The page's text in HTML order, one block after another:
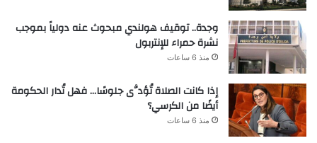
وجدة.. توقيف هولندي مبحوث عنه دولياً بموجب
نشرة حمراء للإنتربول
منذ 6 ساعات
إذا كانت الصلاة تُؤدَّى جلوسًا… فهل تُدار الحكومة
أيضًا من الكرسي؟
منذ 6 ساعات